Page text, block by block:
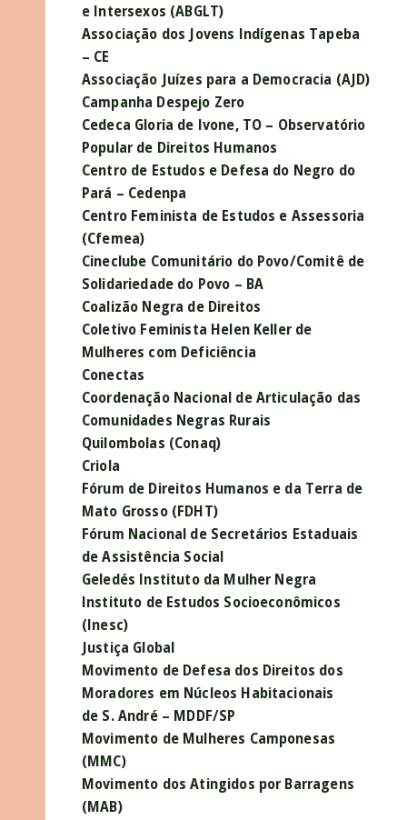
e Intersexos (ABGLT)
Associação dos Jovens Indígenas Tapeba
– CE
Associação Juízes para a Democracia (AJD)
Campanha Despejo Zero
Cedeca Gloria de Ivone, TO – Observatório
Popular de Direitos Humanos
Centro de Estudos e Defesa do Negro do
Pará – Cedenpa
Centro Feminista de Estudos e Assessoria
(Cfemea)
Cineclube Comunitário do Povo/Comitê de
Solidariedade do Povo – BA
Coalizão Negra de Direitos
Coletivo Feminista Helen Keller de
Mulheres com Deficiência
Conectas
Coordenação Nacional de Articulação das
Comunidades Negras Rurais
Quilombolas (Conaq)
Criola
Fórum de Direitos Humanos e da Terra de
Mato Grosso (FDHT)
Fórum Nacional de Secretários Estaduais
de Assistência Social
Geledés Instituto da Mulher Negra
Instituto de Estudos Socioeconômicos
(Inesc)
Justiça Global
Movimento de Defesa dos Direitos dos
Moradores em Núcleos Habitacionais
de S. André – MDDF/SP
Movimento de Mulheres Camponesas
(MMC)
Movimento dos Atingidos por Barragens
(MAB)